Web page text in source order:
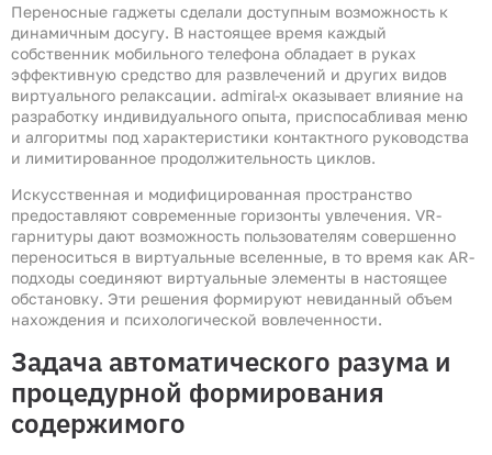
Переносные гаджеты сделали доступным возможность к
динамичным досугу. В настоящее время каждый
собственник мобильного телефона обладает в руках
эффективную средство для развлечений и других видов
виртуального релаксации. admiral-x оказывает влияние на
разработку индивидуального опыта, приспосабливая меню
и алгоритмы под характеристики контактного руководства
и лимитированное продолжительность циклов.
Искусственная и модифицированная пространство
предоставляют современные горизонты увлечения. VR-
гарнитуры дают возможность пользователям совершенно
переноситься в виртуальные вселенные, в то время как AR-
подходы соединяют виртуальные элементы в настоящее
обстановку. Эти решения формируют невиданный объем
нахождения и психологической вовлеченности.
Задача автоматического разума и
процедурной формирования
содержимого